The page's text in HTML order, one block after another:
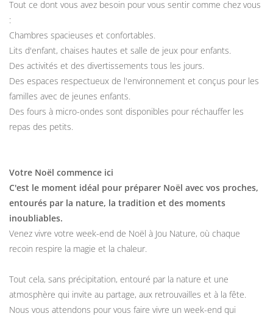
Tout ce dont vous avez besoin pour vous sentir comme chez vous
:
Chambres spacieuses et confortables.
Lits d'enfant, chaises hautes et salle de jeux pour enfants.
Des activités et des divertissements tous les jours.
Des espaces respectueux de l'environnement et conçus pour les
familles avec de jeunes enfants.
Des fours à micro-ondes sont disponibles pour réchauffer les
repas des petits.
Votre Noël commence ici
C'est le moment idéal pour préparer Noël avec vos proches,
entourés par la nature, la tradition et des moments
inoubliables.
Venez vivre votre week-end de Noël à Jou Nature, où chaque
recoin respire la magie et la chaleur.
Tout cela, sans précipitation, entouré par la nature et une
atmosphère qui invite au partage, aux retrouvailles et à la fête.
Nous vous attendons pour vous faire vivre un week-end qui